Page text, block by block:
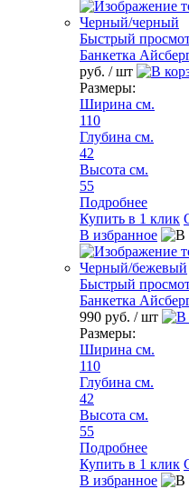
Быстрый
Банкетка
руб. / шт
Размеры:
Ширина см.
110
Глубина см.
42
Высота см.
55
Подробнее
Купить в 1 клик
В избранное
Быстрый
Банкетка
990 руб. / шт
Размеры:
Ширина см.
110
Глубина см.
42
Высота см.
55
Подробнее
Купить в 1 клик
В избранное